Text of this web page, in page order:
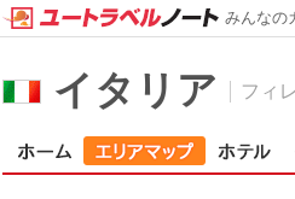
イタリア フィ
みんなの